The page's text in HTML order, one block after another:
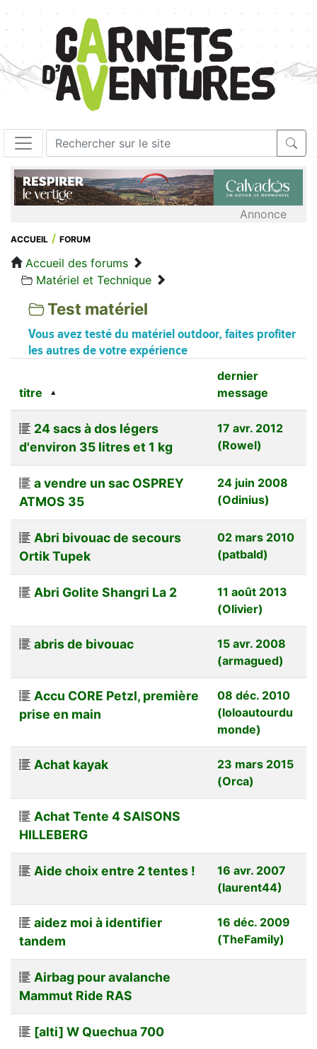
Annonce
ACCUEIL FORUM
Accueil des forums
Matériel et Technique
Test matériel
Vous avez testé du matériel outdoor, faites profiter
les autres de votre expérience
titre
dernier
message
24 sacs à dos légers
d'environ 35 litres et 1 kg
17 avr. 2012
(Rowel)
a vendre un sac OSPREY
ATMOS 35
24 juin 2008
(Odinius)
Abri bivouac de secours
Ortik Tupek
02 mars 2010
(patbald)
Abri Golite Shangri La 2
11 août 2013
(Olivier)
abris de bivouac
15 avr. 2008
(armagued)
Accu CORE Petzl, première
prise en main
08 déc. 2010
(loloautourdu
monde)
Achat kayak
23 mars 2015
(Orca)
Achat Tente 4 SAISONS
HILLEBERG
Aide choix entre 2 tentes !
16 avr. 2007
(laurent44)
aidez moi à identifier
tandem
16 déc. 2009
(TheFamily)
Airbag pour avalanche
Mammut Ride RAS
[alti] W Quechua 700